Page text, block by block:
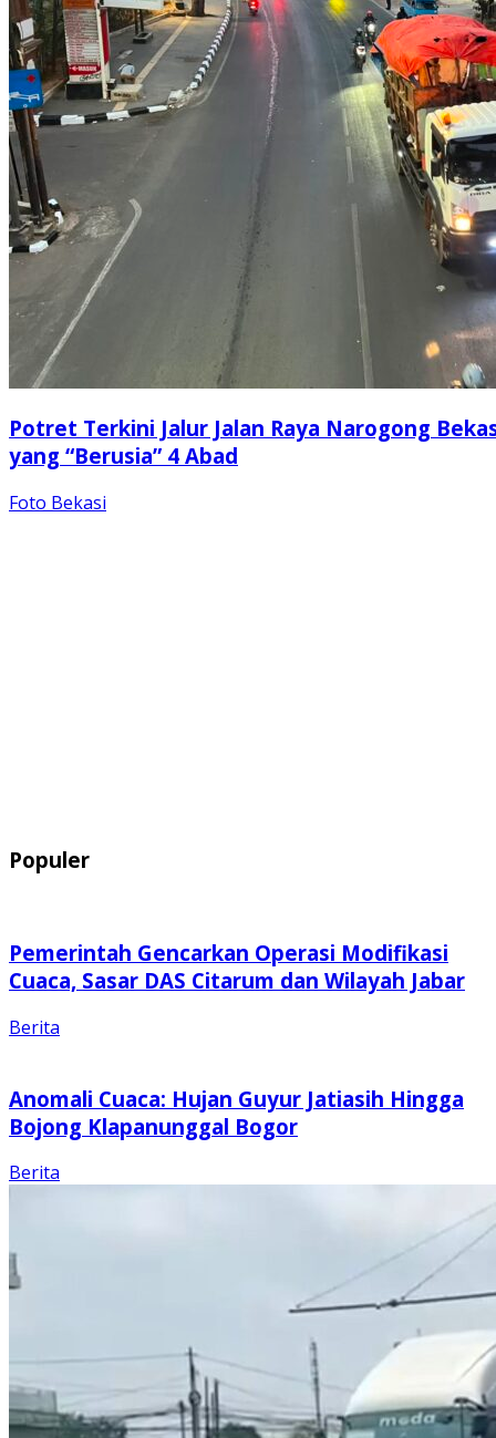
Potret Terkini Jalur Jalan Raya Narogong
yang “Berusia” 4 Abad
Foto Bekasi
Populer
Pemerintah Gencarkan Operasi Modifikasi
Cuaca, Sasar DAS Citarum dan Wilayah Jabar
Berita
Anomali Cuaca: Hujan Guyur Jatiasih Hingga
Bojong Klapanunggal Bogor
Berita